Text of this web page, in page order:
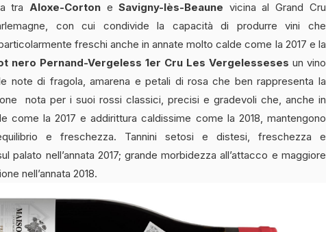
tra Aloxe-CortoneSavigny-lès-Beaune vicina al Grand Cru
con cui condivide la capacità di produrre vini che
freschi anche in annate molto calde come la 2017 e la
nero Pernand-Vergeless 1er Cru Les Vergelesseses un vino
note di fragola, amarena e petali di rosa che ben rappresenta la
nota per i suoi rossi classici, precisi e gradevoli che, anche in
come la 2017 e addirittura caldissime come la 2018, mantengono
e freschezza. Tannini setosi e distesi, freschezza e
palato nell’annata 2017; grande morbidezza all’attacco e maggiore
nell’annata 2018.